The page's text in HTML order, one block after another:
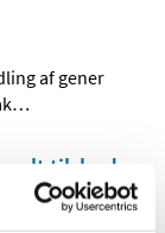
af gener
…
tilskud